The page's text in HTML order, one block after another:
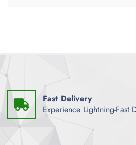
Fast Delivery
Experience Lightning-Fast